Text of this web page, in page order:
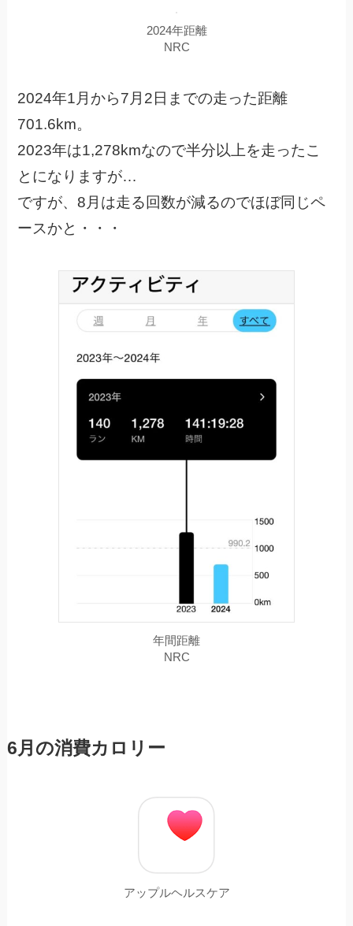
2024年距離
NRC
2024年1月から7月2日までの走った距離
701.6km。
2023年は1,278kmなので半分以上を走ったこ
とになりますが…
ですが、8月は走る回数が減るのでほぼ同じペ
ースかと・・・
年間距離
NRC
6月の消費カロリー
アップルヘルスケア